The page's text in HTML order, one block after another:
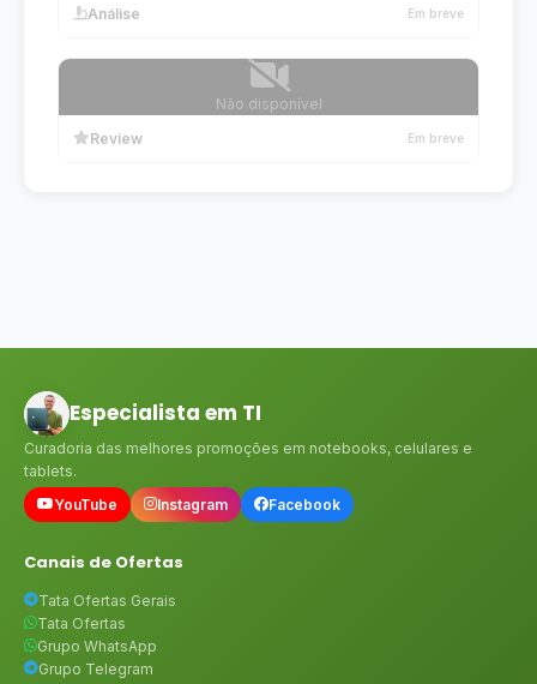
Análise
Em breve
Não disponível
Review
Em breve
Especialista em TI
Curadoria das melhores promoções em notebooks, celulares e
tablets.
YouTube
Instagram Facebook
Canais de Ofertas
Tata Ofertas Gerais
Tata Ofertas
Grupo WhatsApp
Grupo Telegram